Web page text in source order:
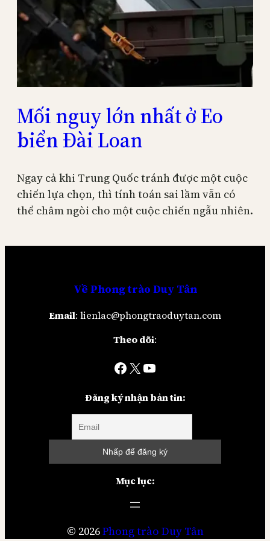
Mối nguy lớn nhất ở Eo
biển Đài Loan
Ngay cả khi Trung Quốc tránh được một cuộc
chiến lựa chọn, thì tính toán sai lầm vẫn có
thể châm ngòi cho một cuộc chiến ngẫu nhiên.
Về Phong trào Duy Tân
Email: lienlac@phongtraoduytan.com
Theo dõi:
Facebook X YouTube
Đăng ký nhận bản tin:
Mục lục:
© 2026Phong trào Duy Tân